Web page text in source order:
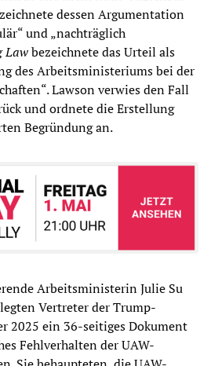
dessen Argumentation
und „nachträglich
Lawbezeichnete das Urteil als
des Arbeitsministeriums bei der
Lawson verwies den Fall
und ordnete die Erstellung
Begründung an.
Arbeitsministerin Julie Su
Vertreter der Trump-
2025 ein 36-seitiges Dokument
Fehlverhalten der UAW-